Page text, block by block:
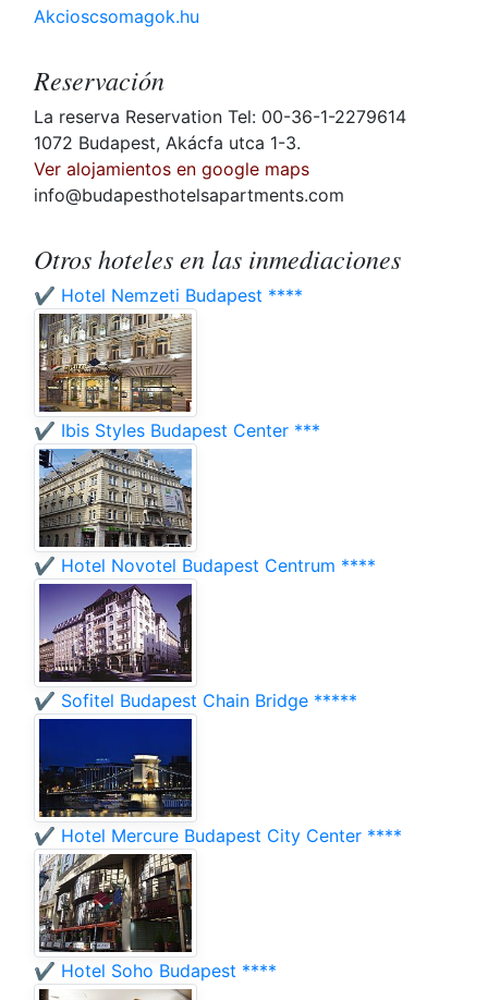
Akcioscsomagok.hu
Reservación
La reserva Reservation Tel: 00-36-1-2279614
1072 Budapest, Akácfa utca 1-3.
Ver alojamientos en google maps
info@budapesthotelsapartments.com
Otros hoteles en las inmediaciones
✔️ Hotel Nemzeti Budapest ****
✔️ Ibis Styles Budapest Center ***
✔️ Hotel Novotel Budapest Centrum ****
✔️ Sofitel Budapest Chain Bridge *****
✔️ Hotel Mercure Budapest City Center ****
✔️ Hotel Soho Budapest ****